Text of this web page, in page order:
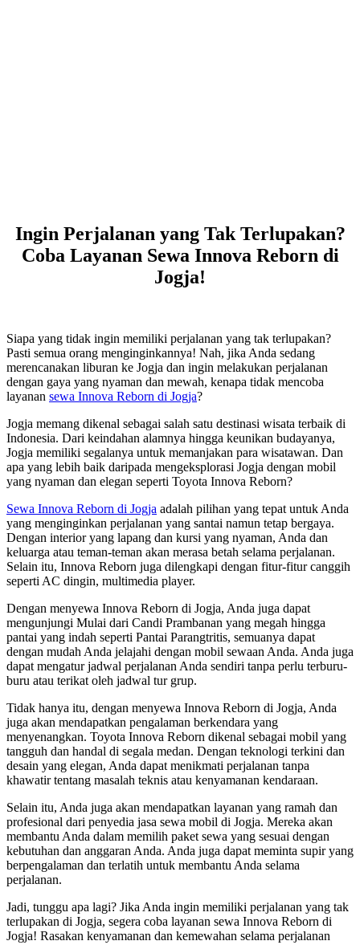
Ingin Perjalanan yang Tak Terlupakan?
Coba Layanan Sewa Innova Reborn di
Jogja!
Siapa yang tidak ingin memiliki perjalanan yang tak terlupakan?
Pasti semua orang menginginkannya! Nah, jika Anda sedang
merencanakan liburan ke Jogja dan ingin melakukan perjalanan
dengan gaya yang nyaman dan mewah, kenapa tidak mencoba
layanan sewa Innova Reborn di Jogja?
Jogja memang dikenal sebagai salah satu destinasi wisata terbaik di
Indonesia. Dari keindahan alamnya hingga keunikan budayanya,
Jogja memiliki segalanya untuk memanjakan para wisatawan. Dan
apa yang lebih baik daripada mengeksplorasi Jogja dengan mobil
yang nyaman dan elegan seperti Toyota Innova Reborn?
Sewa Innova Reborn di Jogja adalah pilihan yang tepat untuk Anda
yang menginginkan perjalanan yang santai namun tetap bergaya.
Dengan interior yang lapang dan kursi yang nyaman, Anda dan
keluarga atau teman-teman akan merasa betah selama perjalanan.
Selain itu, Innova Reborn juga dilengkapi dengan fitur-fitur canggih
seperti AC dingin, multimedia player.
Dengan menyewa Innova Reborn di Jogja, Anda juga dapat
mengunjungi Mulai dari Candi Prambanan yang megah hingga
pantai yang indah seperti Pantai Parangtritis, semuanya dapat
dengan mudah Anda jelajahi dengan mobil sewaan Anda. Anda juga
dapat mengatur jadwal perjalanan Anda sendiri tanpa perlu terburu-
buru atau terikat oleh jadwal tur grup.
Tidak hanya itu, dengan menyewa Innova Reborn di Jogja, Anda
juga akan mendapatkan pengalaman berkendara yang
menyenangkan. Toyota Innova Reborn dikenal sebagai mobil yang
tangguh dan handal di segala medan. Dengan teknologi terkini dan
desain yang elegan, Anda dapat menikmati perjalanan tanpa
khawatir tentang masalah teknis atau kenyamanan kendaraan.
Selain itu, Anda juga akan mendapatkan layanan yang ramah dan
profesional dari penyedia jasa sewa mobil di Jogja. Mereka akan
membantu Anda dalam memilih paket sewa yang sesuai dengan
kebutuhan dan anggaran Anda. Anda juga dapat meminta supir yang
berpengalaman dan terlatih untuk membantu Anda selama
perjalanan.
Jadi, tunggu apa lagi? Jika Anda ingin memiliki perjalanan yang tak
terlupakan di Jogja, segera coba layanan sewa Innova Reborn di
Jogja! Rasakan kenyamanan dan kemewahan selama perjalanan